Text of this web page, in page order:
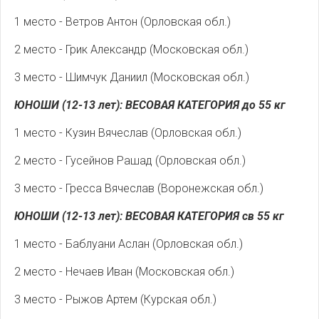
1 место - Ветров Антон (Орловская обл.)
2 место - Грик Александр (Московская обл.)
3 место - Шимчук Даниил (Московская обл.)
ЮНОШИ (12-13 лет): ВЕСОВАЯ КАТЕГОРИЯ до 55 кг
1 место - Кузин Вячеслав (Орловская обл.)
2 место - Гусейнов Рашад (Орловская обл.)
3 место - Гресса Вячеслав (Воронежская обл.)
ЮНОШИ (12-13 лет): ВЕСОВАЯ КАТЕГОРИЯ св 55 кг
1 место - Баблуани Аслан (Орловская обл.)
2 место - Нечаев Иван (Московская обл.)
3 место - Рыжов Артем (Курская обл.)